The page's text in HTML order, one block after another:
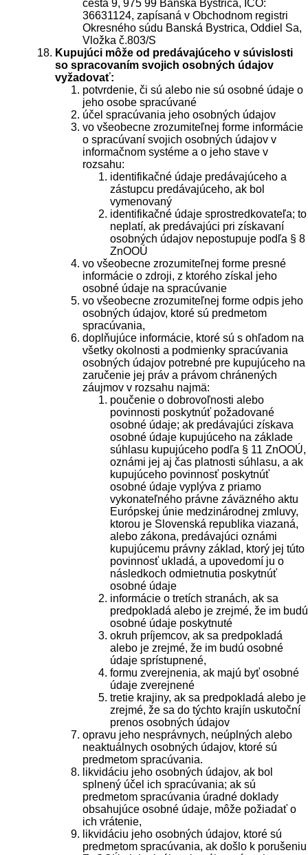
cesta 9, 975 99 Banská Bystrica, IČO:
36631124, zapísaná v Obchodnom registri
Okresného súdu Banská Bystrica, Oddiel Sa,
Vložka č.803/S
Kupujúci môže od predávajúceho v súvislosti
so spracovaním svojich osobných údajov
vyžadovať:
potvrdenie, či sú alebo nie sú osobné údaje o
jeho osobe spracúvané
účel spracúvania jeho osobných údajov
vo všeobecne zrozumiteľnej forme informácie
o spracúvaní svojich osobných údajov v
informačnom systéme a o jeho stave v
rozsahu:
identifikačné údaje predávajúceho a
zástupcu predávajúceho, ak bol
vymenovaný
identifikačné údaje sprostredkovateľa; to
neplatí, ak predávajúci pri získavaní
osobných údajov nepostupuje podľa § 8
ZnOOÚ
vo všeobecne zrozumiteľnej forme presné
informácie o zdroji, z ktorého získal jeho
osobné údaje na spracúvanie
vo všeobecne zrozumiteľnej forme odpis jeho
osobných údajov, ktoré sú predmetom
spracúvania,
doplňujúce informácie, ktoré sú s ohľadom na
všetky okolnosti a podmienky spracúvania
osobných údajov potrebné pre kupujúceho na
zaručenie jej práv a právom chránených
záujmov v rozsahu najmä:
poučenie o dobrovoľnosti alebo
povinnosti poskytnúť požadované
osobné údaje; ak predávajúci získava
osobné údaje kupujúceho na základe
súhlasu kupujúceho podľa § 11 ZnOOÚ,
oznámi jej aj čas platnosti súhlasu, a ak
kupujúceho povinnosť poskytnúť
osobné údaje vyplýva z priamo
vykonateľného právne záväzného aktu
Európskej únie medzinárodnej zmluvy,
ktorou je Slovenská republika viazaná,
alebo zákona, predávajúci oznámi
kupujúcemu právny základ, ktorý jej túto
povinnosť ukladá, a upovedomí ju o
následkoch odmietnutia poskytnúť
osobné údaje
informácie o tretích stranách, ak sa
predpokladá alebo je zrejmé, že im budú
osobné údaje poskytnuté
okruh príjemcov, ak sa predpokladá
alebo je zrejmé, že im budú osobné
údaje sprístupnené,
formu zverejnenia, ak majú byť osobné
údaje zverejnené
tretie krajiny, ak sa predpokladá alebo je
zrejmé, že sa do týchto krajín uskutoční
prenos osobných údajov
opravu jeho nesprávnych, neúplných alebo
neaktuálnych osobných údajov, ktoré sú
predmetom spracúvania.
likvidáciu jeho osobných údajov, ak bol
splnený účel ich spracúvania; ak sú
predmetom spracúvania úradné doklady
obsahujúce osobné údaje, môže požiadať o
ich vrátenie,
likvidáciu jeho osobných údajov, ktoré sú
predmetom spracúvania, ak došlo k porušeniu